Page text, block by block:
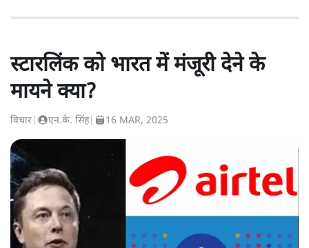
स्टारलिंक को भारत में मंजूरी देने के
मायने क्या?
विचार एन.के. सिंह| 16 MAR, 2025